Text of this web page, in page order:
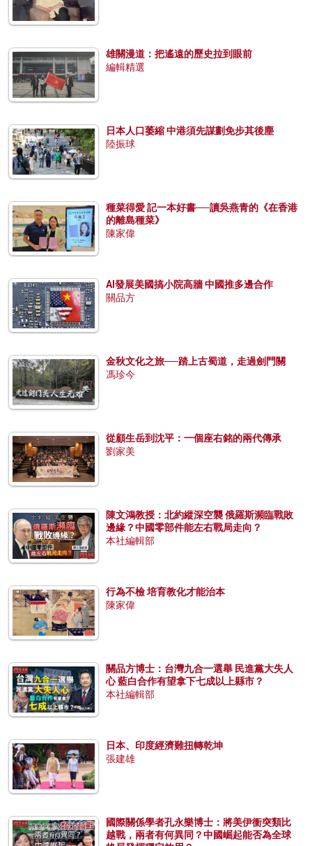
雄關漫道：把遙遠的歷史拉到眼前
編輯精選
日本人口萎縮 中港須先謀劃免步其後塵
陸振球
種菜得愛 記一本好書──讀吳燕青的《在香港
的離島種菜》
陳家偉
AI發展美國搞小院高牆 中國推多邊合作
關品方
金秋文化之旅──踏上古蜀道，走過劍門關
馮珍今
從顧生岳到沈平：一個座右銘的兩代傳承
劉家美
陳文鴻教授：北約縱深空襲 俄羅斯瀕臨戰敗
邊緣？中國零部件能左右戰局走向？
本社編輯部
行為不檢 培育教化才能治本
陳家偉
關品方博士：台灣九合一選舉 民進黨大失人
心 藍白合作有望拿下七成以上縣市？
本社編輯部
日本、印度經濟難扭轉乾坤
張建雄
國際關係學者孔永樂博士：將美伊衝突類比
越戰，兩者有何異同？中國崛起能否為全球